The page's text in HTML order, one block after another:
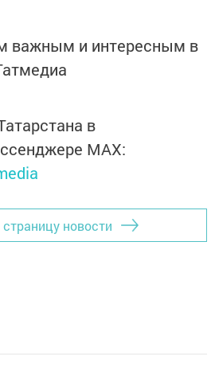
важным и интересным в
в
MАХ:
новости